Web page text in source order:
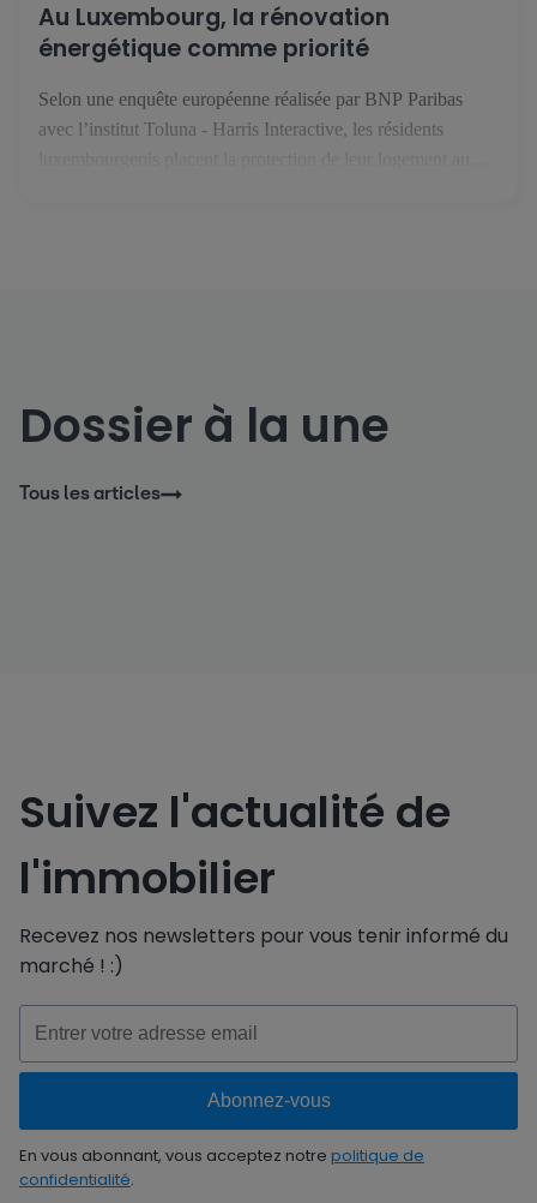
Au Luxembourg, la rénovation
énergétique comme priorité
Selon une enquête européenne réalisée par BNP Paribas
avec l’institut Toluna - Harris Interactive, les résidents
Dossier à la une
Tous les articles
Suivez l'actualité de
l'immobilier
Recevez nos newsletters pour vous tenir informé du
marché ! :)
En vous abonnant, vous acceptez notre politique de
confidentialité.